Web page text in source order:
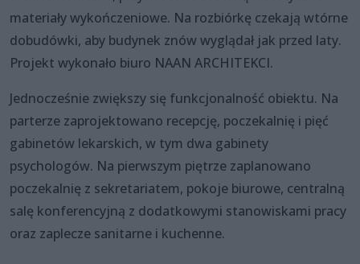
materiały wykończeniowe. Na rozbiórkę czekają wtórne
dobudówki, aby budynek znów wyglądał jak przed laty.
Projekt wykonało biuro NAAN ARCHITEKCI.
Jednocześnie zwiększy się funkcjonalność obiektu. Na
parterze zaprojektowano recepcję, poczekalnię i pięć
gabinetów lekarskich, w tym dwa gabinety
psychologów. Na pierwszym piętrze zaplanowano
poczekalnię z sekretariatem, pokoje biurowe, centralną
salę konferencyjną z dodatkowymi stanowiskami pracy
oraz zaplecze sanitarne i kuchenne.